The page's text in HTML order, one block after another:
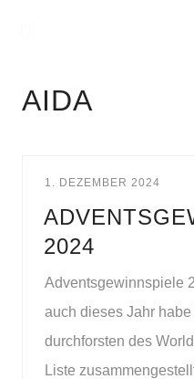
AIDA
1. DEZEMBER 2024
2024
Adventsgewinnspiele
auch dieses Jahr
durchforsten des
Liste